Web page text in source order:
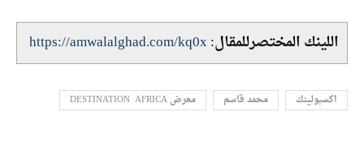
اللينك المختصرللمقال:https://amwalalghad.com/kq0x
اكسبولينك محمد قاسم معرض DESTINATION AFRICA